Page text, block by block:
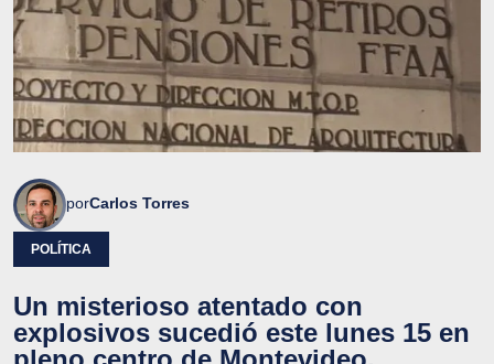
porCarlos Torres
POLÍTICA
Un misterioso atentado con
explosivos sucedió este lunes 15 en